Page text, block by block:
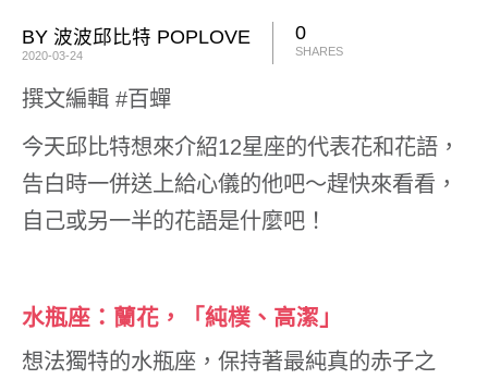
BY 波波邱比特 POPLOVE
2020-03-24
0
SHARES
撰文編輯 #百蟬
今天邱比特想來介紹12星座的代表花和花語，
告白時一併送上給心儀的他吧～趕快來看看，
自己或另一半的花語是什麼吧！
水瓶座：蘭花，「純樸、高潔」
想法獨特的水瓶座，保持著最純真的赤子之